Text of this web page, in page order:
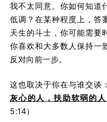
我不太同意。你如何知道
低调？在某种程度上，答
天生的斗士，你可能需要
你喜欢和大多数人保持一
反对向前一步。
这也取决于你在与谁交谈
灰心的人，扶助软弱的
5:14）